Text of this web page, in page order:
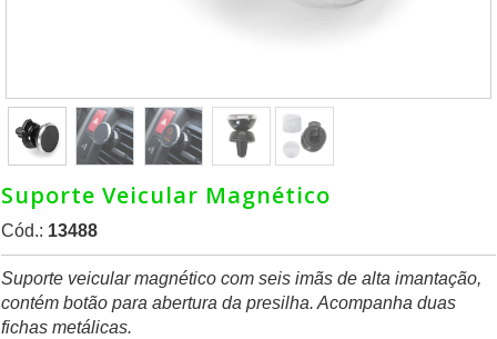
Suporte Veicular Magnético
Cód.: 13488
Suporte veicular magnético com seis imãs de alta imantação,
contém botão para abertura da presilha. Acompanha duas
fichas metálicas.